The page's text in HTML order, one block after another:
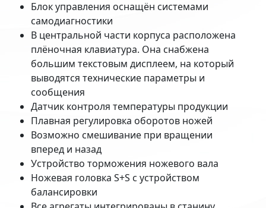
Блок управления оснащён системами
самодиагностики
В центральной части корпуса расположена
плёночная клавиатура. Она снабжена
большим текстовым дисплеем, на который
выводятся технические параметры и
сообщения
Датчик контроля температуры продукции
Плавная регулировка оборотов ножей
Возможно смешивание при вращении
вперед и назад
Устройство торможения ножевого вала
Ножевая головка S+S с устройством
балансировки